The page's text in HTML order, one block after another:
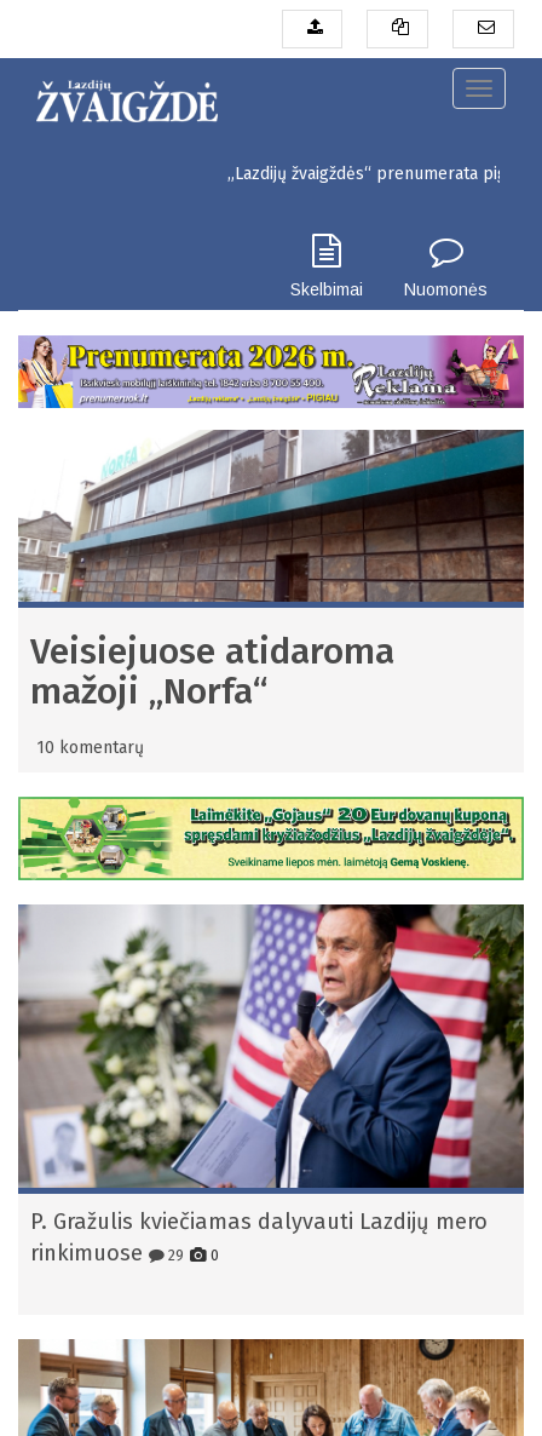
pagrindinį
Toggle
„Lazdijų žvaigždės“ prenumerata pigiau. Seinų
Skelbimai Nuomonės
Veisiejuose atidaroma
mažoji „Norfa“
10 komentarų
P. Gražulis kviečiamas dalyvauti Lazdijų mero
rinkimuose
29 0